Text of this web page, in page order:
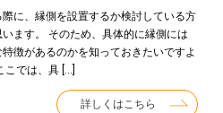
に、縁側を設置するか検討している方
ます。 そのため、具体的に縁側には
特徴があるのかを知っておきたいですよ
こでは、具 […]
詳しくはこちら